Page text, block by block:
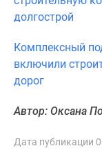
долгострой
Комплексный
включили
дорог
Автор: Оксана
Дата публикации